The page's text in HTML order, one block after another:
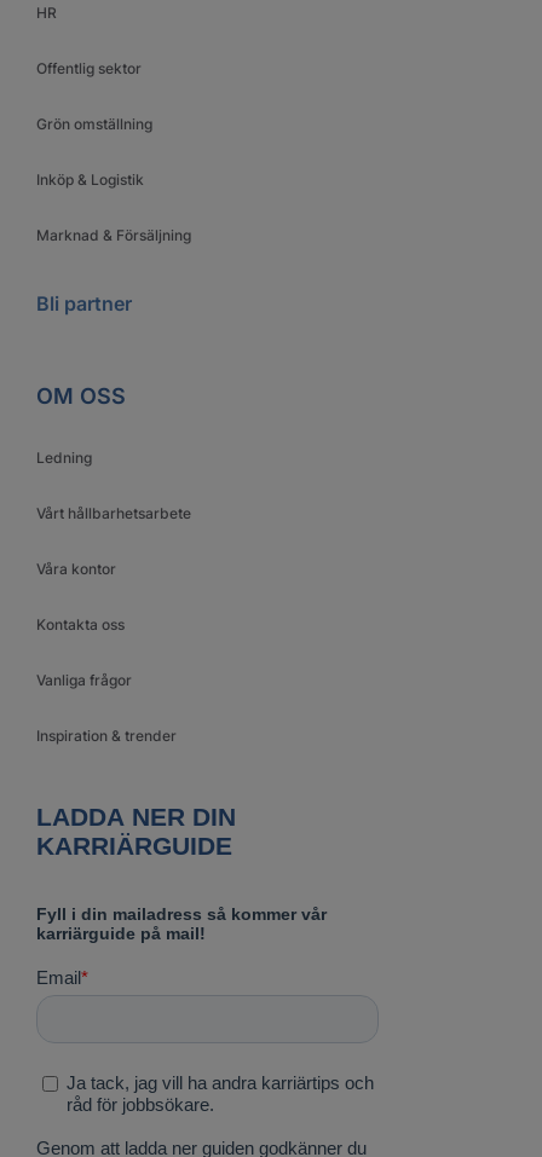
HR
Offentlig sektor
Grön omställning
Inköp & Logistik
Marknad & Försäljning
Bli partner
OM OSS
Ledning
Vårt hållbarhetsarbete
Våra kontor
Kontakta oss
Vanliga frågor
Inspiration & trender